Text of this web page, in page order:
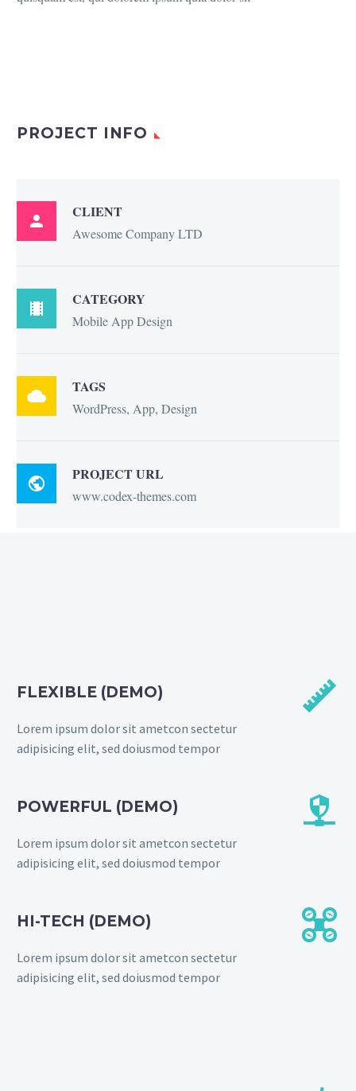
PROJECT INFO

CLIENT
Awesome Company LTD

CATEGORY
Mobile App Design

TAGS
WordPress, App, Design

PROJECT URL
www.codex-themes.com
FLEXIBLE (DEMO)
Lorem ipsum dolor sit ametcon sectetur
adipisicing elit, sed doiusmod tempor


POWERFUL (DEMO)
Lorem ipsum dolor sit ametcon sectetur
adipisicing elit, sed doiusmod tempor


HI-TECH (DEMO)
Lorem ipsum dolor sit ametcon sectetur
adipisicing elit, sed doiusmod tempor

